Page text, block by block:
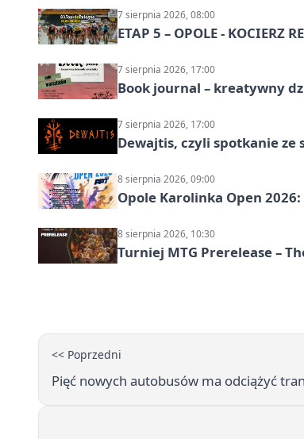
7 sierpnia 2026, 08:00
ETAP 5 – OPOLE - KOCIERZ
7 sierpnia 2026, 17:00
Book journal – kreatywny
7 sierpnia 2026, 17:00
Dewajtis, czyli spotkanie ze
8 sierpnia 2026, 09:00
Opole Karolinka Open
8 sierpnia 2026, 10:30
Turniej MTG Prerelease –
<< Poprzedni
Pięć nowych autobusów ma odciążyć